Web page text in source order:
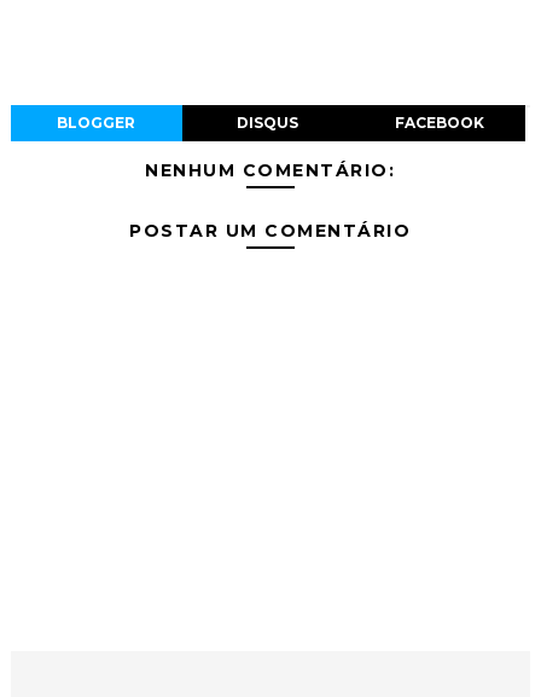
BLOGGER DISQUS FACEBOOK
NENHUM COMENTÁRIO:
POSTAR UM COMENTÁRIO